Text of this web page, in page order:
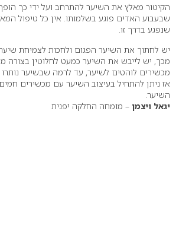
הקיטור מאלץ את השיער להתרחב ועל ידי כך הופך
שבעבוע האדים פוגע בשלמותו. אין כל טיפול
שנפגע בדרך זו.
יש לחתוך את השיער הפגום ולחכות לצמיחת
מכך, יש לייבש את השיער כמעט לחלוטין בצורה
מכשירים לוהטים לשיער, עד לרמה שבשיער נותרו
אז ניתן להתחיל בעיצוב השיער עם מכשירים
השיער.
יגאל ויצמן – מומחה החלקה יפנית